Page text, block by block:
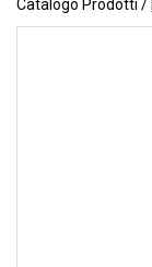
Catalogo Prodotti /